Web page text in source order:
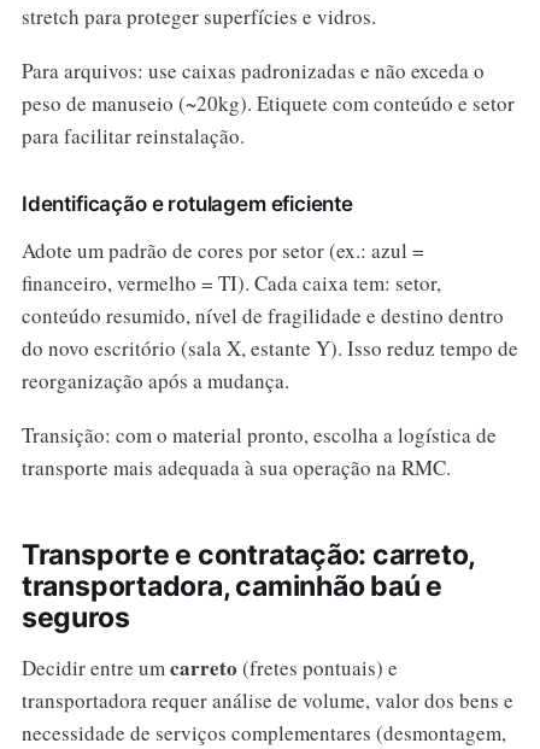
stretch para proteger superfícies e vidros.
Para arquivos: use caixas padronizadas e não exceda o
peso de manuseio (~20kg). Etiquete com conteúdo e setor
para facilitar reinstalação.
Identificação e rotulagem eficiente
Adote um padrão de cores por setor (ex.: azul =
financeiro, vermelho = TI). Cada caixa tem: setor,
conteúdo resumido, nível de fragilidade e destino dentro
do novo escritório (sala X, estante Y). Isso reduz tempo de
reorganização após a mudança.
Transição: com o material pronto, escolha a logística de
transporte mais adequada à sua operação na RMC.
Transporte e contratação: carreto,
transportadora, caminhão baú e
seguros
Decidir entre umcarreto (fretes pontuais) e
transportadora requer análise de volume, valor dos bens e
necessidade de serviços complementares (desmontagem,